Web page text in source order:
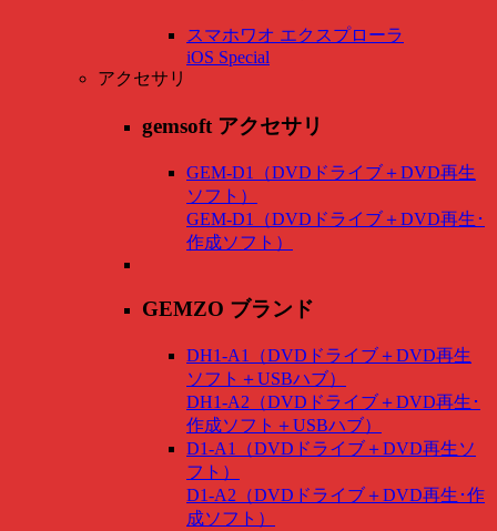
スマホワオ エクスプローラ
iOS Special
アクセサリ
gemsoft アクセサリ
GEM-D1（DVDドライブ＋DVD再生
ソフト）
GEM-D1（DVDドライブ＋DVD再生･
作成ソフト）
GEMZO ブランド
DH1-A1（DVDドライブ＋DVD再生
ソフト＋USBハブ）
DH1-A2（DVDドライブ＋DVD再生･
作成ソフト＋USBハブ）
D1-A1（DVDドライブ＋DVD再生ソ
フト）
D1-A2（DVDドライブ＋DVD再生･作
成ソフト）